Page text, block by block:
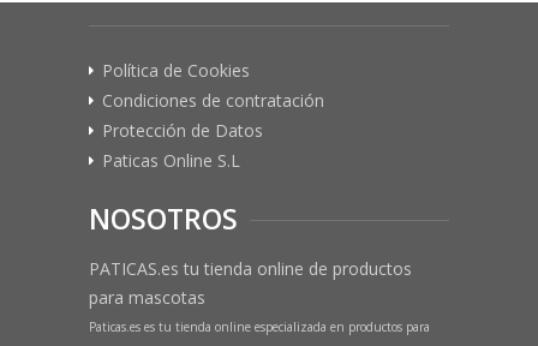
Política de Cookies
Condiciones de contratación
Protección de Datos
Paticas Online S.L
NOSOTROS
PATICAS.es tu tienda online de productos
para mascotas
Paticas.es es tu tienda online especializada en productos para